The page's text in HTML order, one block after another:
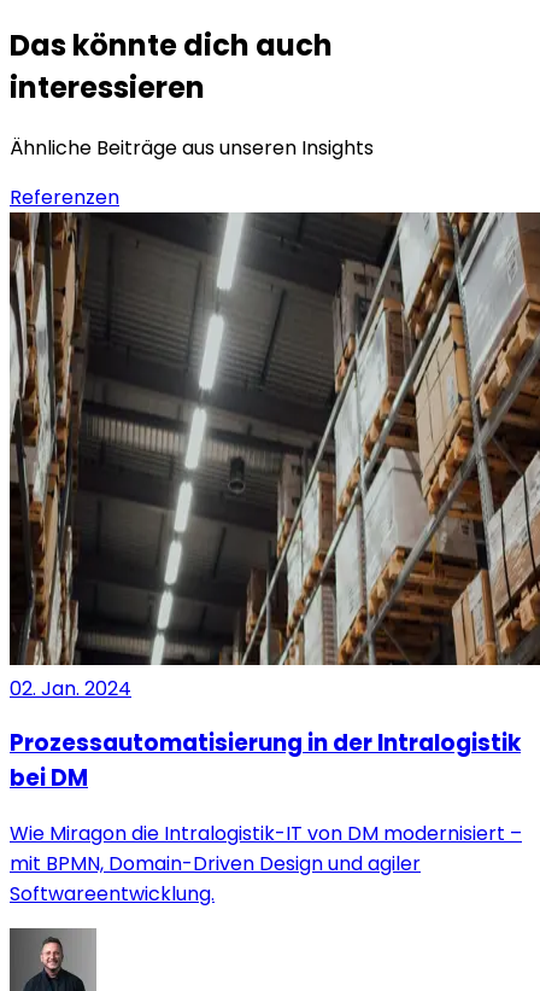
Das könnte dich auch
interessieren
Ähnliche Beiträge aus unseren Insights
Referenzen
02. Jan. 2024
Prozessautomatisierung in der Intralogistik
bei DM
Wie Miragon die Intralogistik-IT von DM modernisiert –
mit BPMN, Domain-Driven Design und agiler
Softwareentwicklung.